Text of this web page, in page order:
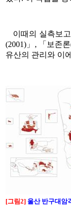
이때의 실측보고
(2001)」, 「보존
유산의 관리와 이
[그림2] 울산 반구대암